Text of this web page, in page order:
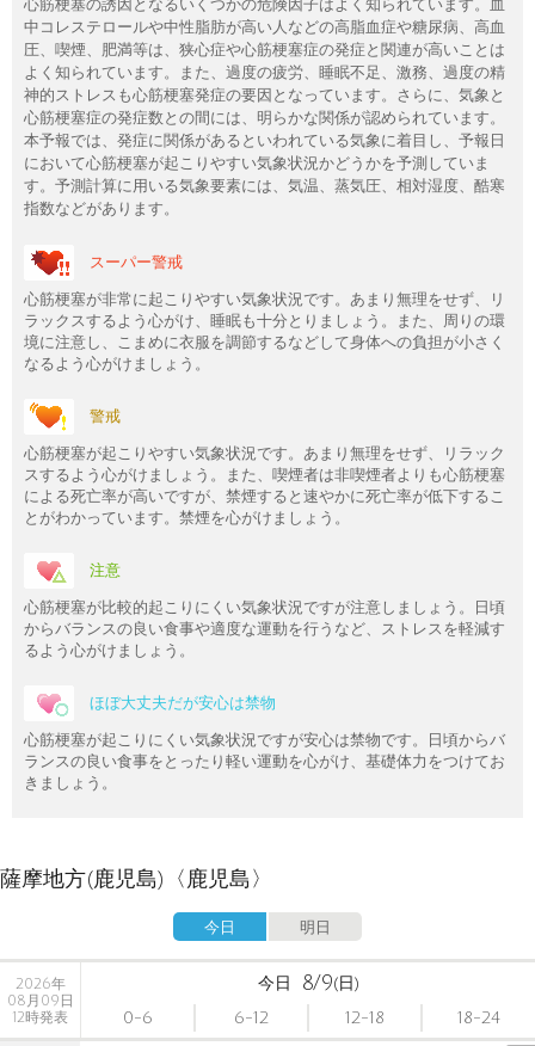
心筋梗塞の誘因となるいくつかの危険因子はよく知られています。血
中コレステロールや中性脂肪が高い人などの高脂血症や糖尿病、高血
圧、喫煙、肥満等は、狭心症や心筋梗塞症の発症と関連が高いことは
よく知られています。また、過度の疲労、睡眠不足、激務、過度の精
神的ストレスも心筋梗塞発症の要因となっています。さらに、気象と
心筋梗塞症の発症数との間には、明らかな関係が認められています。
本予報では、発症に関係があるといわれている気象に着目し、予報日
において心筋梗塞が起こりやすい気象状況かどうかを予測していま
す。予測計算に用いる気象要素には、気温、蒸気圧、相対湿度、酷寒
指数などがあります。
スーパー警戒
心筋梗塞が非常に起こりやすい気象状況です。あまり無理をせず、リ
ラックスするよう心がけ、睡眠も十分とりましょう。また、周りの環
境に注意し、こまめに衣服を調節するなどして身体への負担が小さく
なるよう心がけましょう。
警戒
心筋梗塞が起こりやすい気象状況です。あまり無理をせず、リラック
スするよう心がけましょう。また、喫煙者は非喫煙者よりも心筋梗塞
による死亡率が高いですが、禁煙すると速やかに死亡率が低下するこ
とがわかっています。禁煙を心がけましょう。
注意
心筋梗塞が比較的起こりにくい気象状況ですが注意しましょう。日頃
からバランスの良い食事や適度な運動を行うなど、ストレスを軽減す
るよう心がけましょう。
ほぼ大丈夫だが安心は禁物
心筋梗塞が起こりにくい気象状況ですが安心は禁物です。日頃からバ
ランスの良い食事をとったり軽い運動を心がけ、基礎体力をつけてお
きましょう。
薩摩地方(鹿児島)〈鹿児島〉
今日 明日
2026年
08月09日
12時発表
今日 8/9(日)
0-6
6-12 12-18 18-24